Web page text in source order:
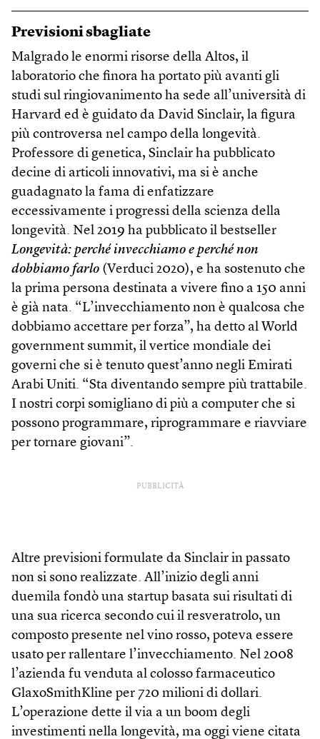
Previsioni sbagliate
Malgrado le enormi risorse della Altos, il
laboratorio che finora ha portato più avanti gli
studi sul ringiovanimento ha sede all’università di
Harvard ed è guidato da David Sinclair, la figura
più controversa nel campo della longevità.
Professore di genetica, Sinclair ha pubblicato
decine di articoli innovativi, ma si è anche
guadagnato la fama di enfatizzare
eccessivamente i progressi della scienza della
longevità. Nel 2019 ha pubblicato il bestseller
Longevità: perché invecchiamo e perché non
dobbiamo farlo (Verduci 2020), e ha sostenuto che
la prima persona destinata a vivere fino a 150 anni
è già nata. “L’invecchiamento non è qualcosa che
dobbiamo accettare per forza”, ha detto al World
government summit, il vertice mondiale dei
governi che si è tenuto quest’anno negli Emirati
Arabi Uniti. “Sta diventando sempre più trattabile.
I nostri corpi somigliano di più a computer che si
possono programmare, riprogrammare e riavviare
per tornare giovani”.
PUBBLICITÀ
Altre previsioni formulate da Sinclair in passato
non si sono realizzate. All’inizio degli anni
duemila fondò una startup basata sui risultati di
una sua ricerca secondo cui il resveratrolo, un
composto presente nel vino rosso, poteva essere
usato per rallentare l’invecchiamento. Nel 2008
l’azienda fu venduta al colosso farmaceutico
GlaxoSmithKline per 720 milioni di dollari.
L’operazione dette il via a un boom degli
investimenti nella longevità, ma oggi viene citata